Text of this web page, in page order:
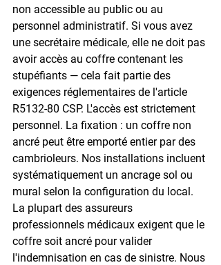
non accessible au public ou au
personnel administratif. Si vous avez
une secrétaire médicale, elle ne doit pas
avoir accès au coffre contenant les
stupéfiants — cela fait partie des
exigences réglementaires de l'article
R5132-80 CSP. L'accès est strictement
personnel. La fixation : un coffre non
ancré peut être emporté entier par des
cambrioleurs. Nos installations incluent
systématiquement un ancrage sol ou
mural selon la configuration du local.
La plupart des assureurs
professionnels médicaux exigent que le
coffre soit ancré pour valider
l'indemnisation en cas de sinistre. Nous